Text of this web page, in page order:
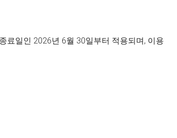
료일인 2026년 6월 30일부터 적용되며, 이용